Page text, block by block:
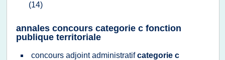
(14)
annales concours categorie c fonction
publique territoriale
concours adjoint administratifcategorie c